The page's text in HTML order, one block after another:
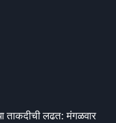
ताकदीची लढत: मंगळवार